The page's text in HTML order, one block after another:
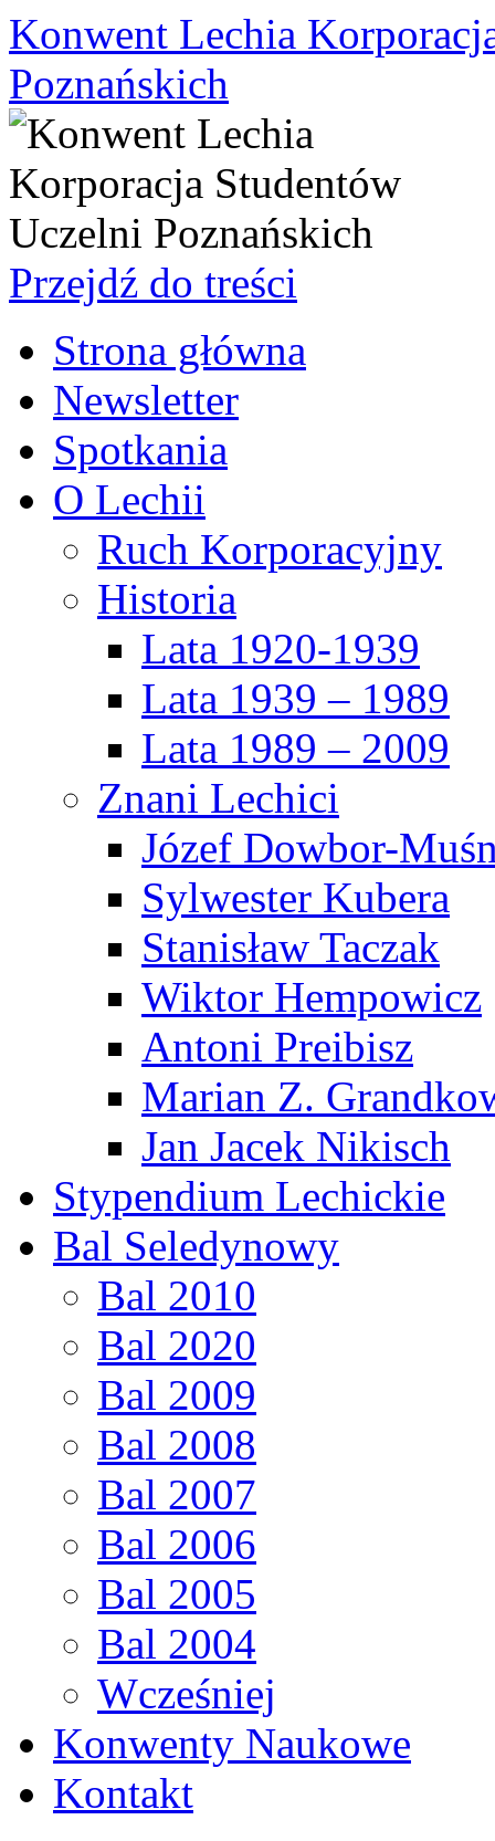
Konwent Lechia
Poznańskich
Przejdź do treści
Strona główna
Newsletter
Spotkania
O Lechii
Ruch Korporacyjny
Historia
Lata 1920-1939
Lata 1939 – 1989
Lata 1989 – 2009
Znani Lechici
Józef Dowbor-
Sylwester Kubera
Stanisław Taczak
Wiktor Hempowicz
Antoni Preibisz
Marian Z.
Jan Jacek Nikisch
Stypendium Lechickie
Bal Seledynowy
Bal 2010
Bal 2020
Bal 2009
Bal 2008
Bal 2007
Bal 2006
Bal 2005
Bal 2004
Wcześniej
Konwenty Naukowe
Kontakt